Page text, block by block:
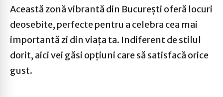
Această zonă vibrantă din București oferă locuri
deosebite, perfecte pentru a celebra cea mai
importantă zi din viața ta. Indiferent de stilul
dorit, aici vei găsi opțiuni care să satisfacă orice
gust.